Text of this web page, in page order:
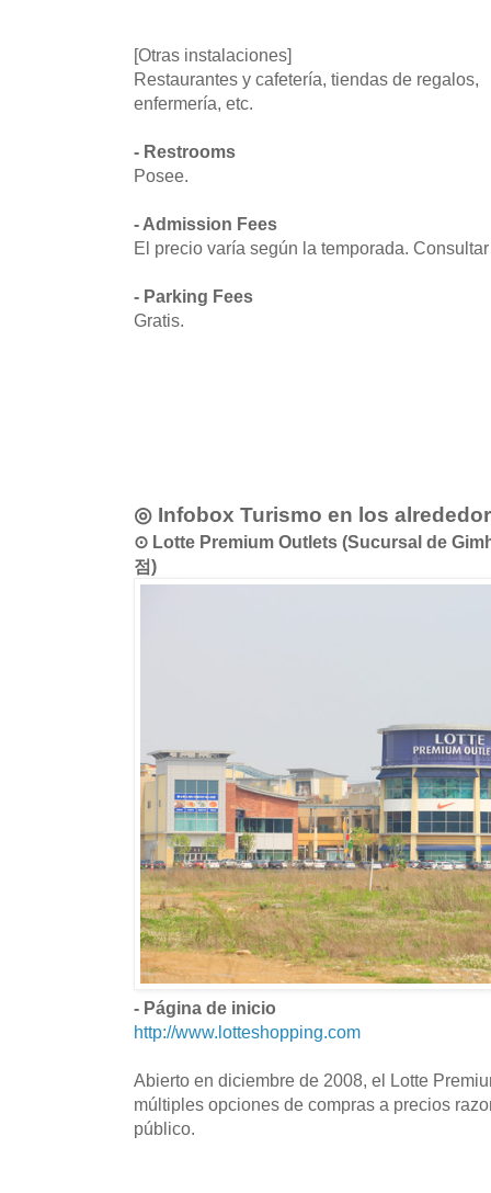
[Otras instalaciones]
Restaurantes y cafetería, tiendas de regalos,
enfermería, etc.
- Restrooms
Posee.
- Admission Fees
El precio varía según la temporada.
- Parking Fees
Gratis.
◎ Infobox Turismo en los
⊙ Lotte Premium Outlets (Sucursal de
점)
- Página de inicio
http://www.lotteshopping.com
Abierto en diciembre de 2008, el Lotte
múltiples opciones de compras a precios
público.